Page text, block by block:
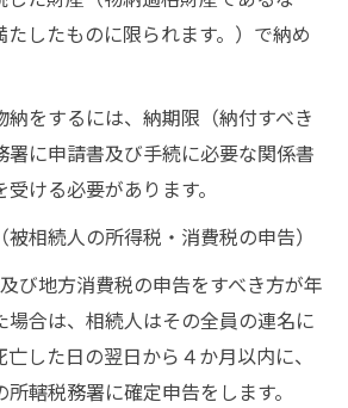
たしたものに限られます。）で納め
をするには、納期限（納付すべき
署に申請書及び手続に必要な関係書
ける必要があります。
被相続人の所得税・消費税の申告）
び地方消費税の申告をすべき方が年
場合は、相続人はその全員の連名に
した日の翌日から４か月以内に、
轄税務署に確定申告をします。